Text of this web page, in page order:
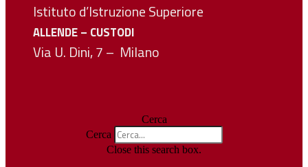
Istituto d’Istruzione Superiore
ALLENDE – CUSTODI
Via U. Dini, 7 – Milano
Cerca
Cerca
Close this search box.